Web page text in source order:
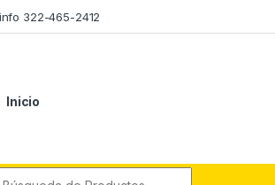
322-465-2412
Inicio